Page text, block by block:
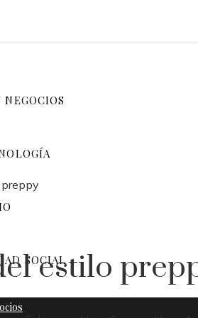
NEGOCIOS
SOCIAL
estilo